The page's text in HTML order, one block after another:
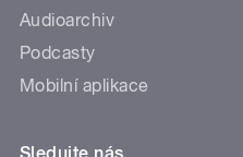
Audioarchiv
Podcasty
Mobilní aplikace